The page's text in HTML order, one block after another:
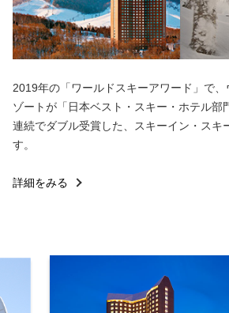
2019年の「ワールドスキーアワード」で、
ゾートが「日本ベスト・スキー・ホテル部
連続でダブル受賞した、スキーイン・スキ
す。
詳細をみる